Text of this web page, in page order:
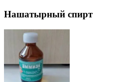
Нашатырный спирт